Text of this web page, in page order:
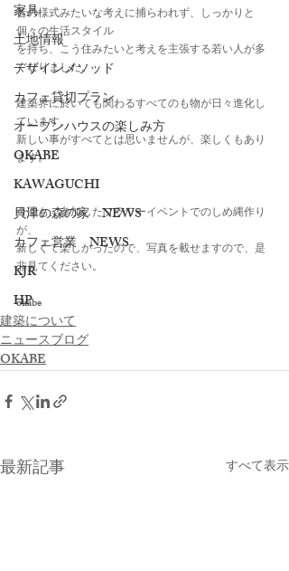
家具
土地情報
デザインメソッド
カフェ貸切プラン
オープンハウスの楽しみ方
OKABE
KAWAGUCHI
貝津の森の家 NEWS
カフェ営業 NEWS
KJR
HP
昔の様式みたいな考えに捕らわれず、しっかりと
個々の生活スタイル
を持ち、こう住みたいと考えを主張する若い人が多
くなりました。
建築界に於いても関わるすべてのも物が日々進化し
ています。
新しい事がすべてとは思いませんが、楽しくもあり
ます。
今回も、参加したフラワーイベントでのしめ縄作り
が、
新しくて楽しかったので、写真を載せますので、是
非見てください。
okabe
建築について
ニュースブログ
OKABE
最新記事 すべて表示